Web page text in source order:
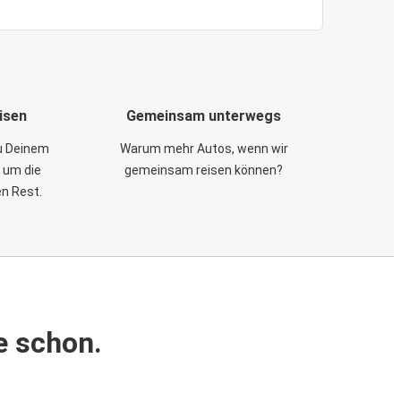
Deinem
die
Rest.
Gemeinsam unterwegs
Warum mehr Autos, wenn wir
gemeinsam reisen können?
schon.